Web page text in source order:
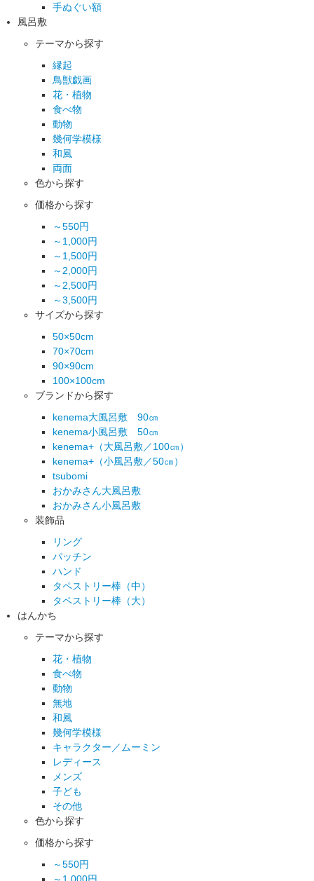
手ぬぐい額
風呂敷
テーマから探す
縁起
鳥獣戯画
花・植物
食べ物
動物
幾何学模様
和風
両面
色から探す
価格から探す
～550円
～1,000円
～1,500円
～2,000円
～2,500円
～3,500円
サイズから探す
50×50cm
70×70cm
90×90cm
100×100cm
ブランドから探す
kenema大風呂敷 90㎝
kenema小風呂敷 50㎝
kenema+（大風呂敷／100㎝）
kenema+（小風呂敷／50㎝）
tsubomi
おかみさん大風呂敷
おかみさん小風呂敷
装飾品
リング
パッチン
ハンド
タペストリー棒（中）
タペストリー棒（大）
はんかち
テーマから探す
花・植物
食べ物
動物
無地
和風
幾何学模様
キャラクター／ムーミン
レディース
メンズ
子ども
その他
色から探す
価格から探す
～550円
～1,000円